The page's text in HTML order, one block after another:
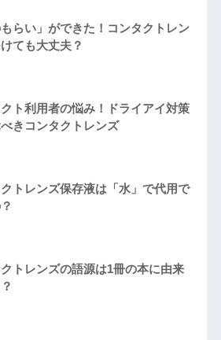
もらい」ができた！コンタクトレン
ても大丈夫？
ト利用者の悩み！ドライアイ対策
きコンタクトレンズ
トレンズ保存液は「水」で代用で
トレンズの語源は1冊の本に由来